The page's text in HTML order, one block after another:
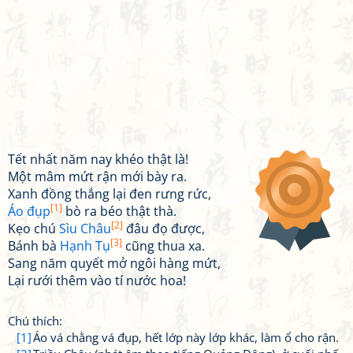
Tết nhất năm nay khéo thật là!
Một mâm mứt rận mới bày ra.
Xanh đồng thắng lại đen rưng rức,
Áo đụp[1] bò ra béo thật thà.
Kẹo chú Sìu Châu[2] đâu đọ được,
Bánh bà Hạnh Tụ[3] cũng thua xa.
Sang năm quyết mở ngôi hàng mứt,
Lại rưới thêm vào tí nước hoa!
Chú thích:
[1]Áo vá chằng vá đụp, hết lớp này lớp khác, làm ổ cho rận.